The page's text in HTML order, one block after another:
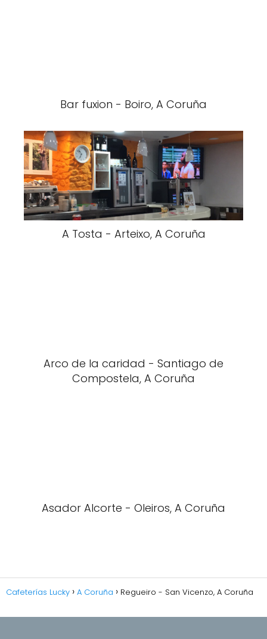
Bar fuxion - Boiro, A Coruña
A Tosta - Arteixo, A Coruña
Arco de la caridad - Santiago de
Compostela, A Coruña
Asador Alcorte - Oleiros, A Coruña
Cafeterías Lucky A Coruña Regueiro - San Vicenzo, A Coruña